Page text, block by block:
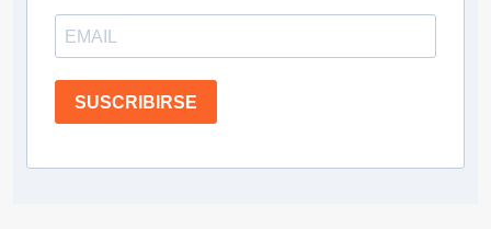
SUSCRIBIRSE